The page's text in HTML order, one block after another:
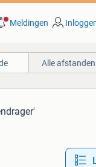
Meldingen
Alle